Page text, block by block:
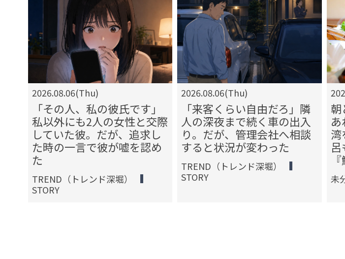
2026.08.06(Thu)
「その人、私の彼氏です」
私以外にも2人の女性と交際
していた彼。だが、追求し
た時の一言で彼が嘘を認め
た
TREND（トレンド深堀）
STORY
2026.08.06(Thu)
「来客くらい自由だろ」隣
人の深夜まで続く車の出入
り。だが、管理会社へ相談
すると状況が変わった
TREND（トレンド深堀）
STORY
朝
湾
未